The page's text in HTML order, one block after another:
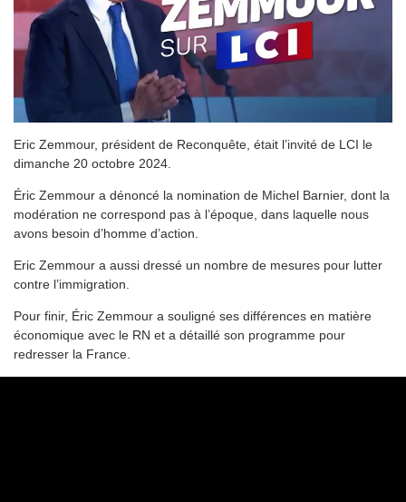
Eric Zemmour, président de Reconquête, était l’invité de LCI le
dimanche 20 octobre 2024.
Éric Zemmour a dénoncé la nomination de Michel Barnier, dont la
modération ne correspond pas à l’époque, dans laquelle nous
avons besoin d’homme d’action.
Eric Zemmour a aussi dressé un nombre de mesures pour lutter
contre l’immigration.
Pour finir, Éric Zemmour a souligné ses différences en matière
économique avec le RN et a détaillé son programme pour
redresser la France.